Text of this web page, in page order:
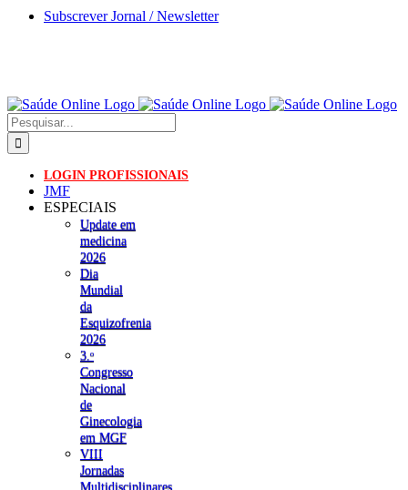
Skip
Subscrever Jornal / Newsletter
Pesquisar
LOGIN PROFISSIONAIS
JMF
ESPECIAIS
Update em
medicina
2026
Dia
Mundial
da
Esquizofrenia
2026
3.ᵒ
Congresso
Nacional
de
Ginecologia
em MGF
VIII
Jornadas
Multidisciplinares